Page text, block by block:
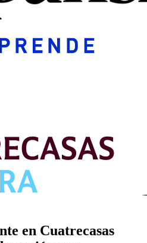
en Cuatrecasas